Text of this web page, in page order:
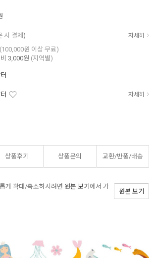
시 결제 ) 자세히
(100,000원 이상 무료)
3,000원 (지역별)
자세히
상품후기 상품문의 교환/반품/배송
게 확대/축소하시려면 원본 보기 에서 가
원본 보기